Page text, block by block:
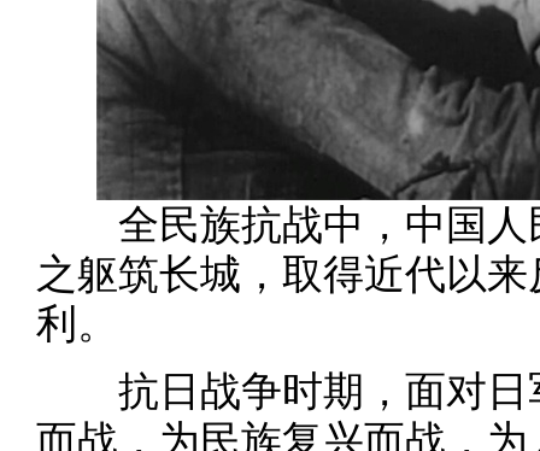
全民族抗战中，中国人
之躯筑长城，取得近代以
利。
抗日战争时期，面对日
而战，为民族复兴而战，